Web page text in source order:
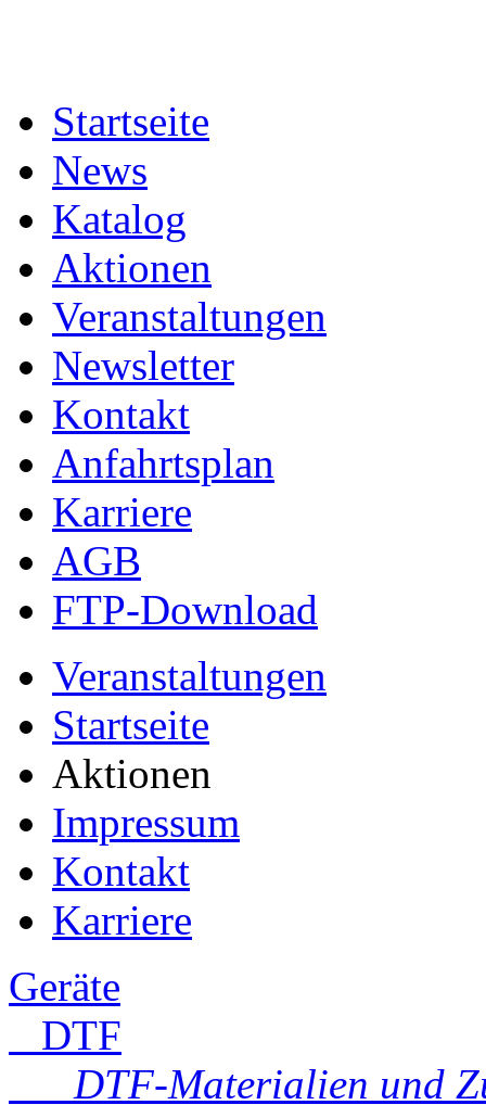
Startseite
News
Katalog
Aktionen
Veranstaltungen
Newsletter
Kontakt
Anfahrtsplan
Karriere
AGB
FTP-Download
Veranstaltungen
Startseite
Aktionen
Impressum
Kontakt
Karriere
Geräte
DTF
DTF-Materialien und